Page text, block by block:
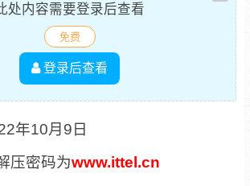
处内容需要登录后查看
免费
登录后查看
年10月9日
压密码为www.ittel.cn